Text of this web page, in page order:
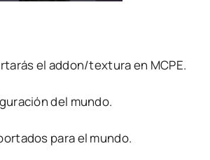
el addon/textura en MCPE.
del mundo.
para el mundo.